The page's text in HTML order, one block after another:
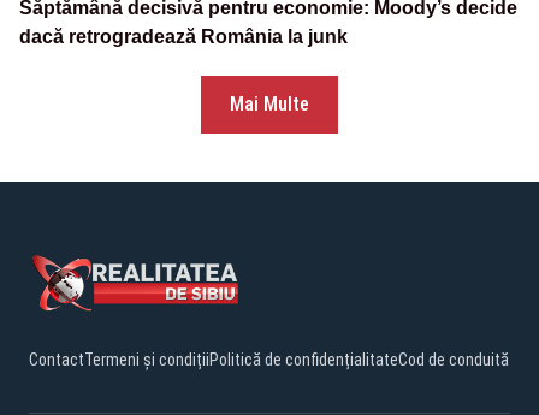
Săptămână decisivă pentru economie: Moody’s decide
dacă retrogradează România la junk
Mai Multe
ContactTermeni și condițiiPolitică de confidențialitateCod de conduită